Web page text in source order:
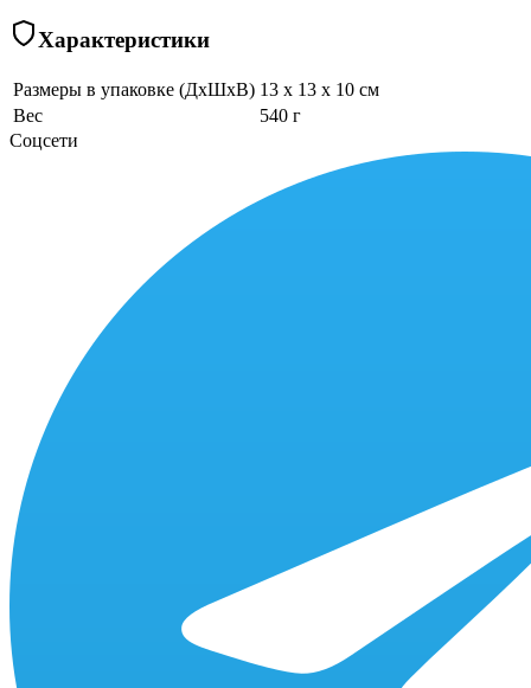
Характеристики
Размеры в упаковке (ДхШхВ) 13 x 13 x 10 см
Вес
540 г
Соцсети